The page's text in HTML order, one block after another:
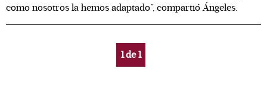
como nosotros la hemos adaptado”, compartió Ángeles.
1de1